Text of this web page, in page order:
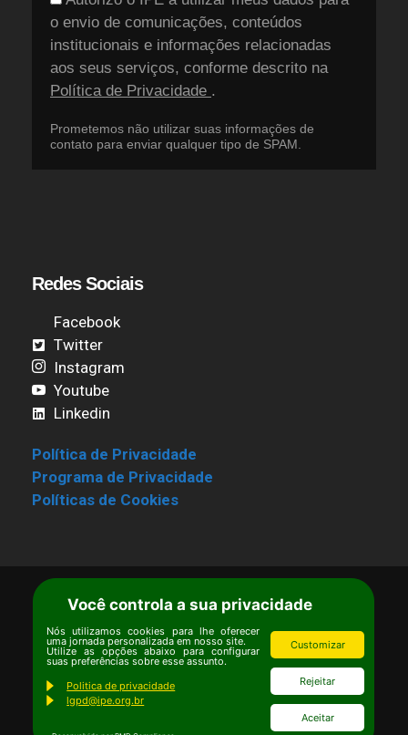
o envio de comunicações, conteúdos
institucionais e informações relacionadas
aos seus serviços, conforme descrito na
Política de Privacidade .
Prometemos não utilizar suas informações de
contato para enviar qualquer tipo de SPAM.
Redes Sociais
Facebook
Twitter
Instagram
Youtube
Linkedin
Política de Privacidade
Programa de Privacidade
Políticas de Cookies
Termos de Uso |Estatuto
Copyright © Ipê – Instituto de Pesquisas
Ecológicas.
Email:
ipe@ipe.org.br
Você controla a sua privacidade
Nós utilizamos cookies para lhe oferecer
uma jornada personalizada em nosso site.
Utilize as opções abaixo para configurar
suas preferências sobre esse assunto.
Politica de privacidade
lgpd@ipe.org.br
Customizar
Rejeitar
Aceitar